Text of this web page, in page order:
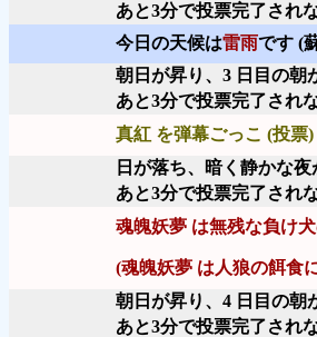
あと3分で投票完了され
今日の天候は雷雨です (
朝日が昇り、3 日目の朝
あと3分で投票完了され
真紅 を弾幕ごっこ (投票
日が落ち、暗く静かな
あと3分で投票完了され
魂魄妖夢 は無残な負け
(魂魄妖夢 は人狼の餌食
朝日が昇り、4 日目の朝
あと3分で投票完了され